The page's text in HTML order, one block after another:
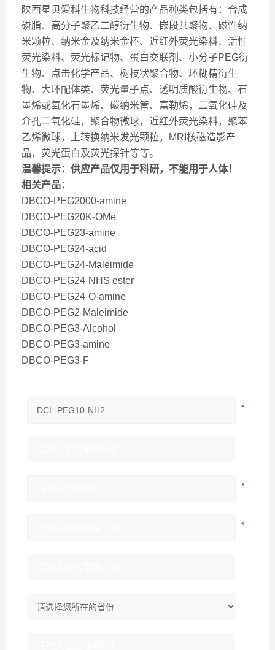
陕西星贝爱科生物科技经营的产品种类包括有：合成
磷脂、高分子聚乙二醇衍生物、嵌段共聚物、磁性纳
米颗粒、纳米金及纳米金棒、近红外荧光染料、活性
荧光染料、荧光标记物、蛋白交联剂、小分子PEG衍
生物、点击化学产品、树枝状聚合物、环糊精衍生
物、大环配体类、荧光量子点、透明质酸衍生物、石
墨烯或氧化石墨烯、碳纳米管、富勒烯，二氧化硅及
介孔二氧化硅，聚合物微球，近红外荧光染料，聚苯
乙烯微球，上转换纳米发光颗粒，MRI核磁造影产
品，荧光蛋白及荧光探针等等。
温馨提示：供应产品仅用于科研，不能用于人体！
相关产品：
DBCO-PEG2000-amine
DBCO-PEG20K-OMe
DBCO-PEG23-amine
DBCO-PEG24-acid
DBCO-PEG24-Maleimide
DBCO-PEG24-NHS ester
DBCO-PEG24-O-amine
DBCO-PEG2-Maleimide
DBCO-PEG3-Alcohol
DBCO-PEG3-amine
DBCO-PEG3-F